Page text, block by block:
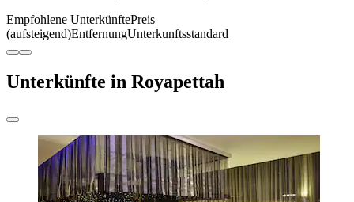
Empfohlene UnterkünftePreis
(aufsteigend)EntfernungUnterkunftsstandard
Unterkünfte in Royapettah